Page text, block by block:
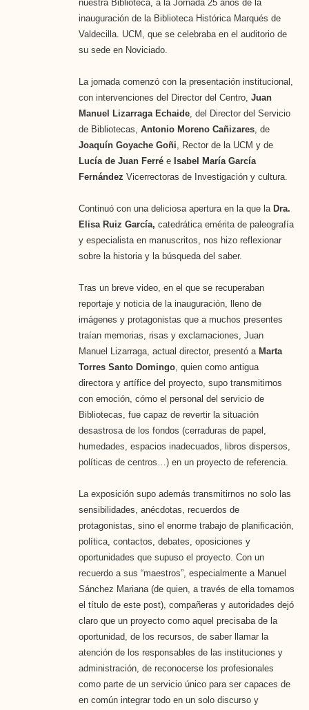
nuestra Biblioteca, a la Jornada 25 años de la
inauguración de la Biblioteca Histórica Marqués de
Valdecilla. UCM, que se celebraba en el auditorio de
su sede en Noviciado.
La jornada comenzó con la presentación institucional,
con intervenciones del Director del Centro, Juan
Manuel Lizarraga Echaide, del Director del Servicio
de Bibliotecas, Antonio Moreno Cañizares, de
Joaquín Goyache Goñi, Rector de la UCM y de
Lucía de Juan Ferrée Isabel María García
Fernández Vicerrectoras de Investigación y cultura.
Continuó con una deliciosa apertura en la que la Dra.
Elisa Ruiz García, catedrática emérita de paleografía
y especialista en manuscritos, nos hizo reflexionar
sobre la historia y la búsqueda del saber.
Tras un breve video, en el que se recuperaban
reportaje y noticia de la inauguración, lleno de
imágenes y protagonistas que a muchos presentes
traían memorias, risas y exclamaciones, Juan
Manuel Lizarraga, actual director, presentó a Marta
Torres Santo Domingo, quien como antigua
directora y artífice del proyecto, supo transmitirnos
con emoción, cómo el personal del servicio de
Bibliotecas, fue capaz de revertir la situación
desastrosa de los fondos (cerraduras de papel,
humedades, espacios inadecuados, libros dispersos,
políticas de centros…) en un proyecto de referencia.
La exposición supo además transmitirnos no solo las
sensibilidades, anécdotas, recuerdos de
protagonistas, sino el enorme trabajo de planificación,
política, contactos, debates, oposiciones y
oportunidades que supuso el proyecto. Con un
recuerdo a sus “maestros”, especialmente a Manuel
Sánchez Mariana (de quien, a través de ella tomamos
el título de este post), compañeras y autoridades dejó
claro que un proyecto como aquel precisaba de la
oportunidad, de los recursos, de saber llamar la
atención de los responsables de las instituciones y
administración, de reconocerse los profesionales
como parte de un servicio único para ser capaces de
en común integrar todo en un solo discurso y